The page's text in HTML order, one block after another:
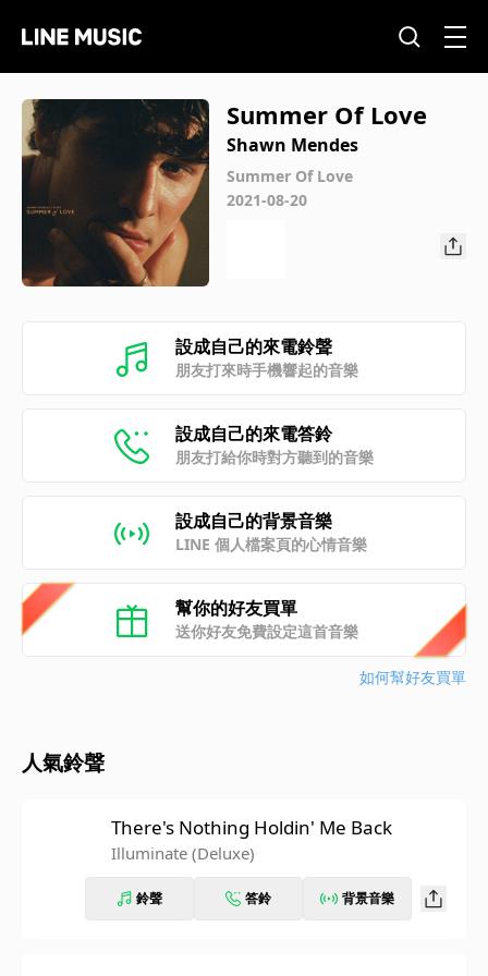
Summer Of Love
Shawn Mendes
Summer Of Love
2021-08-20
設成自己的來電鈴聲
朋友打來時手機響起的音樂
設成自己的來電答鈴
朋友打給你時對方聽到的音樂
設成自己的背景音樂
LINE 個人檔案頁的心情音樂
幫你的好友買單
送你好友免費設定這首音樂
如何幫好友買單
人氣鈴聲
There's Nothing Holdin' Me Back
Illuminate (Deluxe)
鈴聲 答鈴 背景音樂